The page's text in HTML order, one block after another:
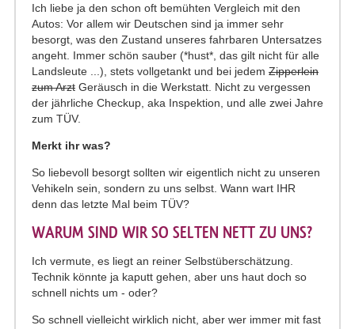
Ich liebe ja den schon oft bemühten Vergleich mit den
Autos: Vor allem wir Deutschen sind ja immer sehr
besorgt, was den Zustand unseres fahrbaren Untersatzes
angeht. Immer schön sauber (*hust*, das gilt nicht für alle
Landsleute ...), stets vollgetankt und bei jedem Zipperlein
zum Arzt Geräusch in die Werkstatt. Nicht zu vergessen
der jährliche Checkup, aka Inspektion, und alle zwei Jahre
zum TÜV.
Merkt ihr was?
So liebevoll besorgt sollten wir eigentlich nicht zu unseren
Vehikeln sein, sondern zu uns selbst. Wann wart IHR
denn das letzte Mal beim TÜV?
WARUM SIND WIR SO SELTEN NETT ZU UNS?
Ich vermute, es liegt an reiner Selbstüberschätzung.
Technik könnte ja kaputt gehen, aber uns haut doch so
schnell nichts um - oder?
So schnell vielleicht wirklich nicht, aber wer immer mit fast